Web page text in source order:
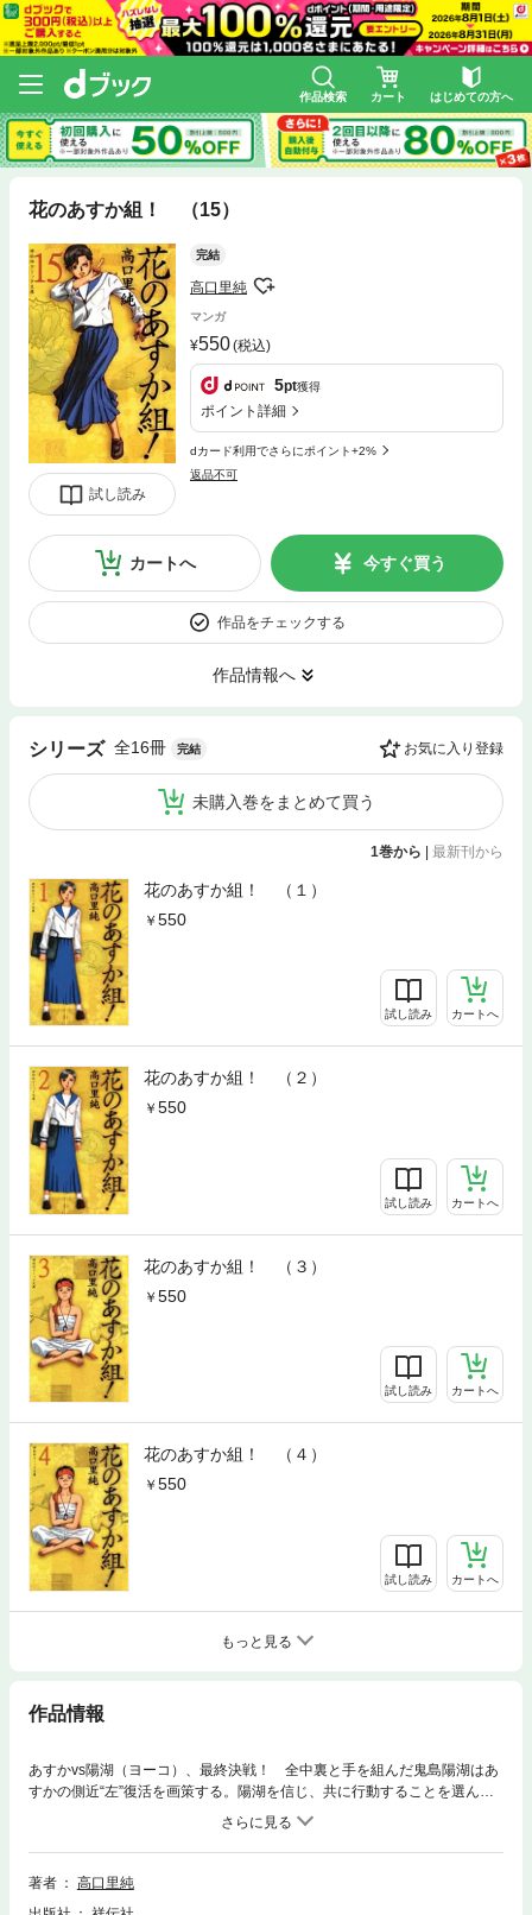
作品検索 カート はじめての方へ
花のあすか組！ （15）
試し読み
完結
高口里純
マンガ
550(税込)
5pt獲得
ポイント詳細
dカード利用でさらにポイント+2%
返品不可
カートへ 今すぐ買う
作品をチェックする
作品情報へ
シリーズ 全16冊 完結 お気に入り登録
未購入巻をまとめて買う
1巻から | 最新刊から
花のあすか組！ （１）
550
試し読み カートへ
花のあすか組！ （２）
550
試し読み カートへ
花のあすか組！ （３）
550
試し読み カートへ
花のあすか組！ （４）
550
試し読み カートへ
もっと見る
作品情報
あすかvs陽湖（ヨーコ）、最終決戦！ 全中裏と手を組んだ鬼島陽湖はあ
すかの側近“左”復活を画策する。陽湖を信じ、共に行動することを選んだ
あすかはすべてに決着をつけるため、街へと飛び出してゆく——！！ 読
みだしたら止まらない少女漫画NO.1、堂々完結！！
著者
高口里純